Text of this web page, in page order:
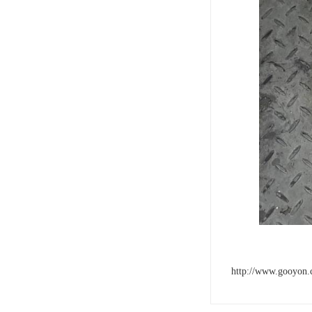
http://